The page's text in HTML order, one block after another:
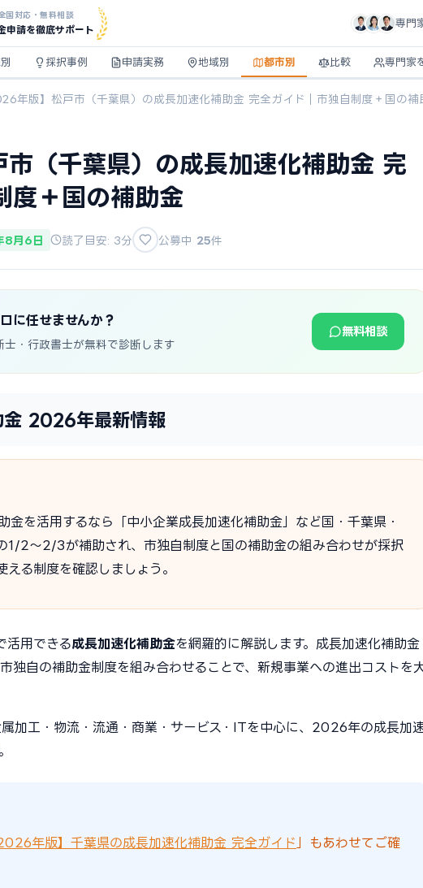
国対応・無料相談
申請を徹底サポート
専門
採択事例 申請実務 地域別 都市別 比較 専門家
年版】松戸市（千葉県）の成長加速化補助金 完全ガイド｜市独自制度＋国の補
（千葉県）の成長加速化補助金 完
度＋国の補助金
8月6日 読了目安: 3分 公募中 25件
に任せませんか？
・行政書士が無料で診断します
無料相談
金 2026年最新情報
金を活用するなら「中小企業成長加速化補助金」など国・千葉県・
1/2〜2/3が補助され、市独自制度と国の補助金の組み合わせが採択
る制度を確認しましょう。
用できる成長加速化補助金を網羅的に解説します。成長加速化補助金
独自の補助金制度を組み合わせることで、新規事業への進出コストを
加工・物流・流通・商業・サービス・ITを中心に、2026年の成長加
2026年版】千葉県の成長加速化補助金 完全ガイド
」もあわせてご確